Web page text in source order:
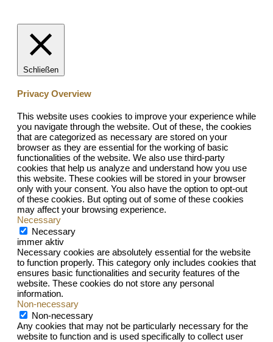
Schließen
Privacy Overview
This website uses cookies to improve your experience while
you navigate through the website. Out of these, the cookies
that are categorized as necessary are stored on your
browser as they are essential for the working of basic
functionalities of the website. We also use third-party
cookies that help us analyze and understand how you use
this website. These cookies will be stored in your browser
only with your consent. You also have the option to opt-out
of these cookies. But opting out of some of these cookies
may affect your browsing experience.
Necessary
Necessary
immer aktiv
Necessary cookies are absolutely essential for the website
to function properly. This category only includes cookies that
ensures basic functionalities and security features of the
website. These cookies do not store any personal
information.
Non-necessary
Non-necessary
Any cookies that may not be particularly necessary for the
website to function and is used specifically to collect user